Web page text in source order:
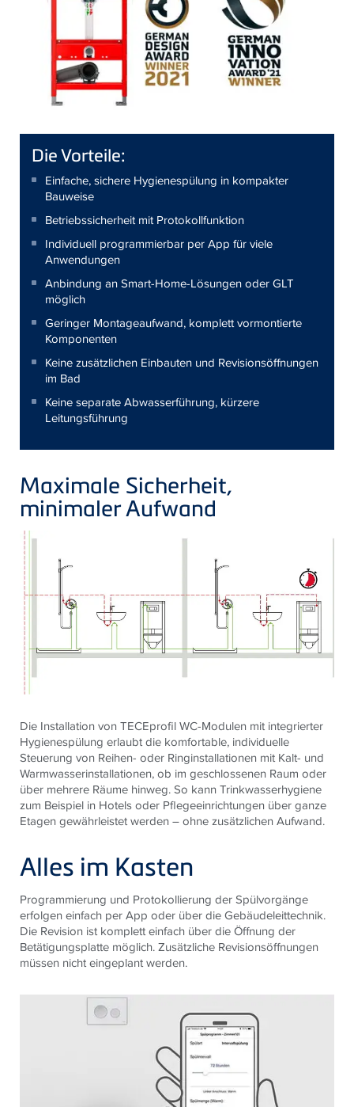
Die Vorteile:
Einfache, sichere Hygienespülung in kompakter
Bauweise
Betriebssicherheit mit Protokollfunktion
Individuell programmierbar per App für viele
Anwendungen
Anbindung an Smart-Home-Lösungen oder GLT
möglich
Geringer Montageaufwand, komplett vormontierte
Komponenten
Keine zusätzlichen Einbauten und Revisionsöffnungen
im Bad
Keine separate Abwasserführung, kürzere
Leitungsführung
Maximale Sicherheit,
minimaler Aufwand
Die Installation von TECEprofil WC-Modulen mit integrierter
Hygienespülung erlaubt die komfortable, individuelle
Steuerung von Reihen- oder Ring­installationen mit Kalt- und
Warmwasserinstallationen, ob im geschlossenen Raum oder
über mehrere Räume hinweg. So kann Trinkwasserhygiene
zum Beispiel in Hotels oder Pflegeeinrichtungen über ganze
Etagen gewährleistet werden – ohne zusätzlichen Aufwand.
Alles im Kasten
Programmierung und Protokollierung der Spülvorgänge
erfolgen einfach per App oder über die Gebäudeleittechnik.
Die Revision ist komplett einfach über die Öffnung der
Betätigungsplatte möglich. Zusätzliche Revisionsöffnungen
müssen nicht eingeplant werden.